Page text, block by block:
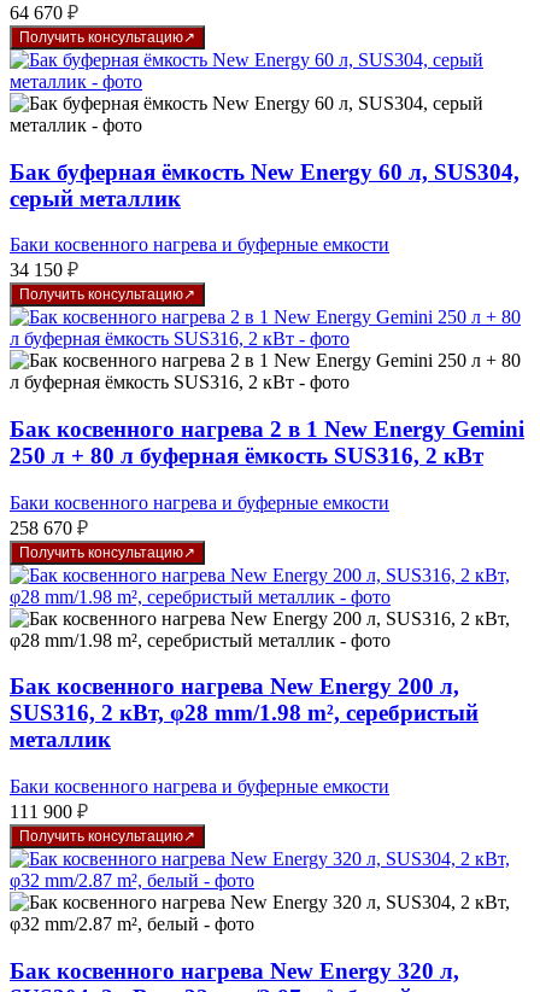
64 670 ₽
Получить консультацию
Бак буферная ёмкость New Energy 60 л, SUS304,
серый металлик
Баки косвенного нагрева и буферные емкости
34 150 ₽
Получить консультацию
Бак косвенного нагрева 2 в 1 New Energy Gemini
250 л + 80 л буферная ёмкость SUS316, 2 кВт
Баки косвенного нагрева и буферные емкости
258 670 ₽
Получить консультацию
Бак косвенного нагрева New Energy 200 л,
SUS316, 2 кВт, φ28 mm/1.98 m², серебристый
металлик
Баки косвенного нагрева и буферные емкости
111 900 ₽
Получить консультацию
Бак косвенного нагрева New Energy 320 л,